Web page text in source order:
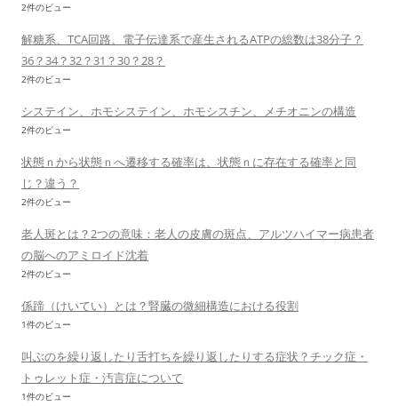
2件のビュー
解糖系、TCA回路、電子伝達系で産生されるATPの総数は38分子？
36？34？32？31？30？28？
2件のビュー
システイン、ホモシステイン、ホモシスチン、メチオニンの構造
2件のビュー
状態ｎから状態ｎへ遷移する確率は、状態ｎに存在する確率と同
じ？違う？
2件のビュー
老人斑とは？2つの意味：老人の皮膚の斑点、アルツハイマー病患者
の脳へのアミロイド沈着
2件のビュー
係蹄（けいてい）とは？腎臓の微細構造における役割
1件のビュー
叫ぶのを繰り返したり舌打ちを繰り返したりする症状？チック症・
トゥレット症・汚言症について
1件のビュー